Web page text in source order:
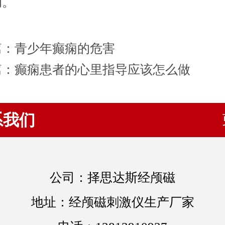
青少年癫痫的危害
癫痫患者的心里指导应该怎么做
们
公司：择思达斯经颅磁
地址：经颅磁刺激仪生产厂家